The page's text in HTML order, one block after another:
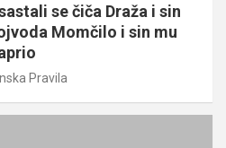
se čiča Draža i sin
Momčilo i sin mu
Pravila